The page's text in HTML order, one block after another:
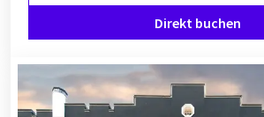
Direkt buchen